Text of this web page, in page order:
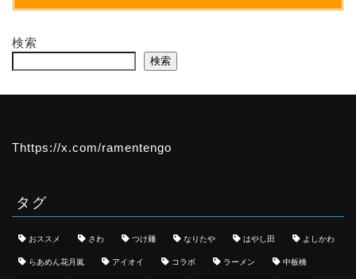
検索
検索
Thttps://x.com/ramentengo
タグ
おススメ さわ つけ麺 なりたや はやし田 よしかわ
らあめん花月嵐 アイオイ コラボ ラーメン 中板橋